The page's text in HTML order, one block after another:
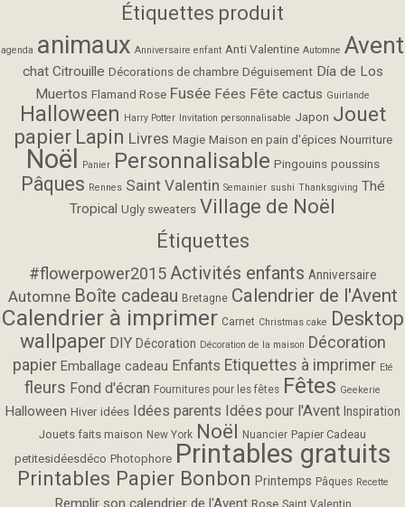
Étiquettes produit
agenda animaux Anniversaire enfant Anti Valentine Automne Avent
chat Citrouille Décorations de chambre Déguisement Día de Los
Muertos Flamand Rose Fusée Fées Fête cactus Guirlande
Halloween Harry Potter Invitation personnalisable Japon Jouet
papier Lapin Livres Magie Maison en pain d'épices Nourriture
Noël Panier Personnalisable Pingouins poussins
Pâques Rennes Saint Valentin Semainier sushi Thanksgiving Thé
Tropical Ugly sweaters Village de Noël
Étiquettes
#flowerpower2015 Activités enfants Anniversaire
Automne Boîte cadeau Bretagne Calendrier de l'Avent
Calendrier à imprimer Carnet Christmas cake Desktop
wallpaper DIY Décoration Décoration de la maison Décoration
papier Emballage cadeau Enfants Etiquettes à imprimer Eté
fleurs Fond d'écran Fournitures pour les fêtes Fêtes Geekerie
Halloween Hiver idées Idées parents Idées pour l'Avent Inspiration
Jouets faits maison New York Noël Nuancier Papier Cadeau
petitesidéesdéco Photophore Printables gratuits
Printables Papier Bonbon Printemps Pâques Recette
Remplir son calendrier de l'Avent Rose Saint Valentin